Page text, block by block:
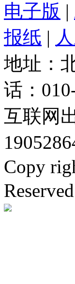
电子版 |
报纸 |
地址：
话：
互联网
Copy